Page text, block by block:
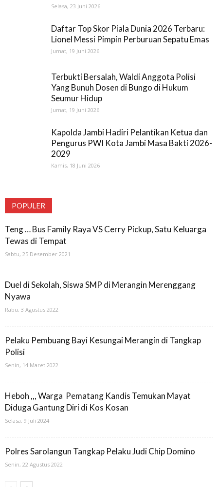
Selasa, 23 Juni 2026
Daftar Top Skor Piala Dunia 2026 Terbaru:
Lionel Messi Pimpin Perburuan Sepatu Emas
Jumat, 19 Juni 2026
Terbukti Bersalah, Waldi Anggota Polisi
Yang Bunuh Dosen di Bungo di Hukum
Seumur Hidup
Jumat, 19 Juni 2026
Kapolda Jambi Hadiri Pelantikan Ketua dan
Pengurus PWI Kota Jambi Masa Bakti 2026-
2029
Kamis, 18 Juni 2026
POPULER
Teng … Bus Family Raya VS Cerry Pickup, Satu Keluarga
Tewas di Tempat
Sabtu, 25 Desember 2021
Duel di Sekolah, Siswa SMP di Merangin Merenggang
Nyawa
Rabu, 3 Agustus 2022
Pelaku Pembuang Bayi Kesungai Merangin di Tangkap
Polisi
Senin, 14 Maret 2022
Heboh ,,, Warga Pematang Kandis Temukan Mayat
Diduga Gantung Diri di Kos Kosan
Selasa, 9 Juli 2024
Polres Sarolangun Tangkap Pelaku Judi Chip Domino
Senin, 22 Agustus 2022